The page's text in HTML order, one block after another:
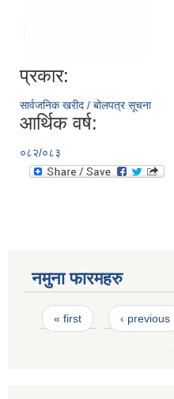
प्रकार:
सार्वजनिक खरीद / बोलपत्र सूचना
आर्थिक वर्ष:
०८२/०८३
नमुना फारमहरु
Pages
« first ‹ previous